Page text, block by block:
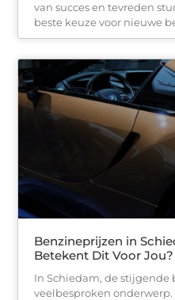
van succes en tevreden
beste keuze voor nieuwe
Benzineprijzen in
Betekent Dit Voor Jou?
In Schiedam, de stijgende
veelbesproken